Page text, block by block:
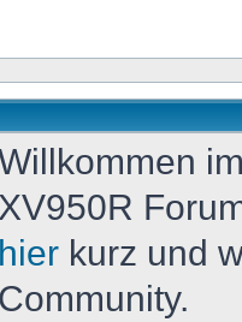
XV950R
hier kurz und
Community.